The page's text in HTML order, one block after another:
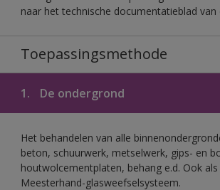
naar het technische documentatieblad van
Toepassingsmethode
1. De ondergrond
Het behandelen van alle
beton, schuurwerk, metselwerk, gips- en
houtwolcementplaten, behang e.d. Ook
Meesterhand-glasweefselsysteem.